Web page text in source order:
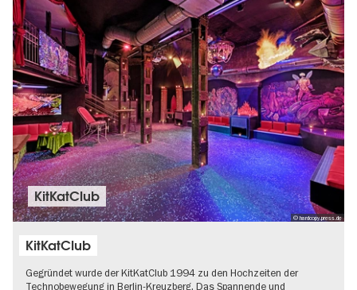
© hardcopy.press.de
KitKatClub
KitKatClub
Gegründet wurde der KitKatClub 1994 zu den Hochzeiten der
Technobewegung in Berlin-Kreuzberg. Das Spannende und